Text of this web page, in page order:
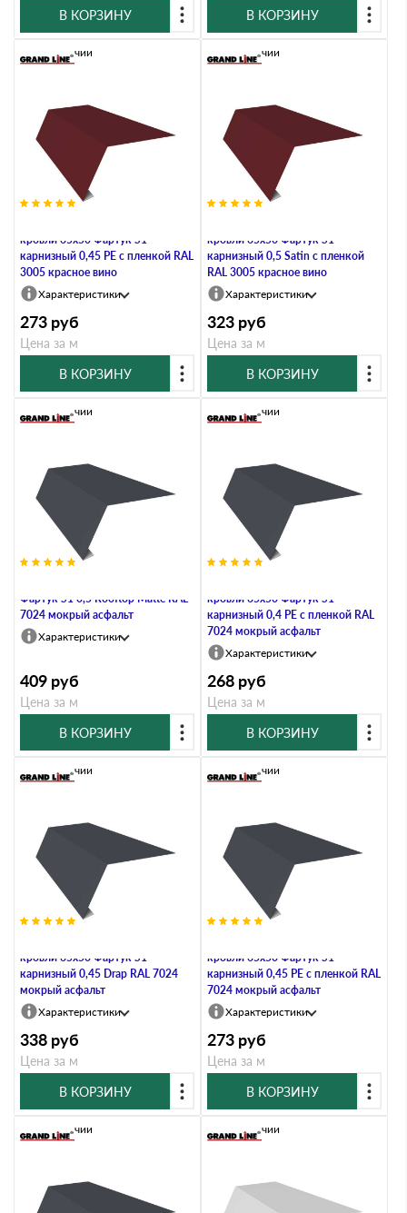
В КОРЗИНУ
В КОРЗИНУ
кровли 65х50 Фартук S1
карнизный 0,45 PE с пленкой RAL
3005 красное вино
В наличии
Характеристики
273 руб
Цена за м
В КОРЗИНУ
кровли 65х50 Фартук S1
карнизный 0,5 Satin с пленкой
RAL 3005 красное вино
В наличии
Характеристики
323 руб
Цена за м
В КОРЗИНУ
Фартук S1 0,5 Rooftop Matte RAL
7024 мокрый асфальт
В наличии
Характеристики
409 руб
Цена за м
В КОРЗИНУ
кровли 65х50 Фартук S1
карнизный 0,4 PE с пленкой RAL
7024 мокрый асфальт
В наличии
Характеристики
268 руб
Цена за м
В КОРЗИНУ
кровли 65х50 Фартук S1
карнизный 0,45 Drap RAL 7024
мокрый асфальт
В наличии
Характеристики
338 руб
Цена за м
В КОРЗИНУ
кровли 65х50 Фартук S1
карнизный 0,45 PE с пленкой RAL
7024 мокрый асфальт
В наличии
Характеристики
273 руб
Цена за м
В КОРЗИНУ
В наличии В наличии